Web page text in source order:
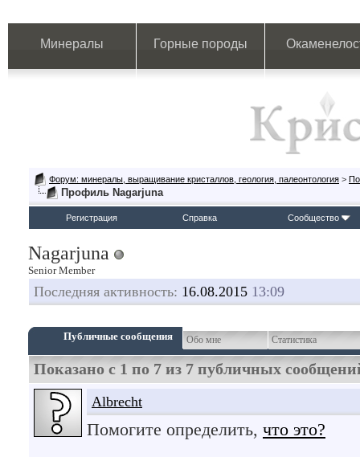
Минералы Горные породы
Форум: минералы, выращивание кристаллов, геология, палеонтология >
Профиль Nagarjuna
Регистрация Справка Сообщество
Nagarjuna
Senior Member
Последняя активность: 16.08.2015 13:09
Публичные сообщения Обо мне Статистика
Показано с 1 по 7 из 7 публичных
Albrecht
Помогите определить, что это?